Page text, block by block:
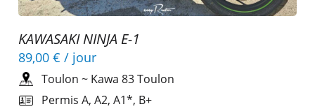
KAWASAKI NINJA E-1
89,00 € / jour
Toulon ~ Kawa 83 Toulon
Permis A, A2, A1*, B+